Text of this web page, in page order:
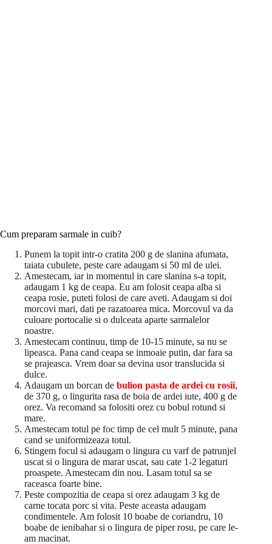
Cum preparam sarmale in cuib?
Punem la topit intr-o cratita 200 g de slanina afumata,
taiata cubulete, peste care adaugam si 50 ml de ulei.
Amestecam, iar in momentul in care slanina s-a topit,
adaugam 1 kg de ceapa. Eu am folosit ceapa alba si
ceapa rosie, puteti folosi de care aveti. Adaugam si doi
morcovi mari, dati pe razatoarea mica. Morcovul va da
culoare portocalie si o dulceata aparte sarmalelor
noastre.
Amestecam continuu, timp de 10-15 minute, sa nu se
lipeasca. Pana cand ceapa se inmoaie putin, dar fara sa
se prajeasca. Vrem doar sa devina usor translucida si
dulce.
Adaugam un borcan de bulion pasta de ardei cu rosii,
de 370 g, o lingurita rasa de boia de ardei iute, 400 g de
orez. Va recomand sa folositi orez cu bobul rotund si
mare.
Amestecam totul pe foc timp de cel mult 5 minute, pana
cand se uniformizeaza totul.
Stingem focul si adaugam o lingura cu varf de patrunjel
uscat si o lingura de marar uscat, sau cate 1-2 legaturi
proaspete. Amestecam din nou. Lasam totul sa se
raceasca foarte bine.
Peste compozitia de ceapa si orez adaugam 3 kg de
carne tocata porc si vita. Peste aceasta adaugam
condimentele. Am folosit 10 boabe de coriandru, 10
boabe de ienibahar si o lingura de piper rosu, pe care le-
am macinat.